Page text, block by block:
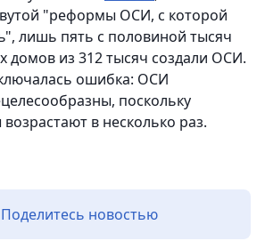
"реформы ОСИ, с которой
лишь пять с половиной тысяч
домов из 312 тысяч создали ОСИ.
ошибка: ОСИ
поскольку
в несколько раз.
Поделитесь новостью